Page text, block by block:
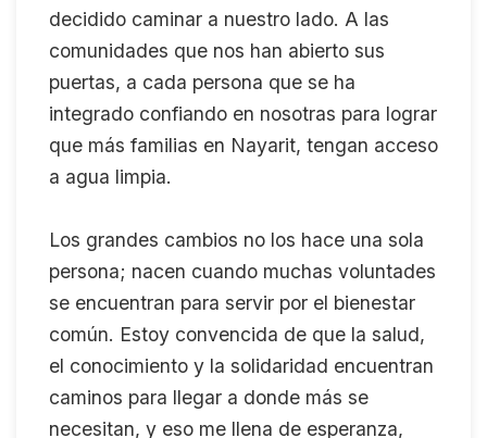
decidido caminar a nuestro lado. A las
comunidades que nos han abierto sus
puertas, a cada persona que se ha
integrado confiando en nosotras para lograr
que más familias en Nayarit, tengan acceso
a agua limpia.
Los grandes cambios no los hace una sola
persona; nacen cuando muchas voluntades
se encuentran para servir por el bienestar
común. Estoy convencida de que la salud,
el conocimiento y la solidaridad encuentran
caminos para llegar a donde más se
necesitan, y eso me llena de esperanza,